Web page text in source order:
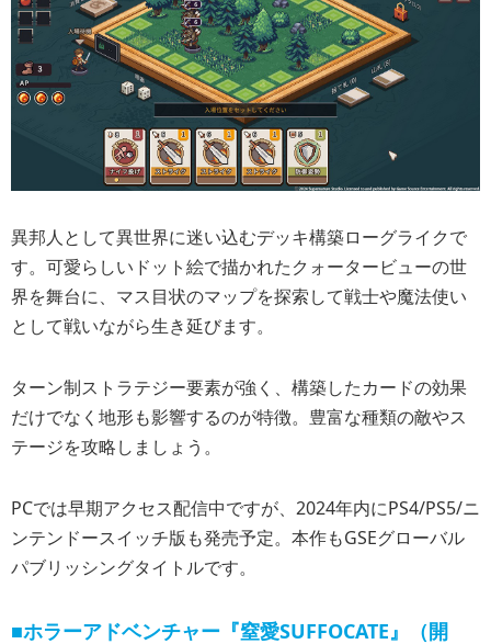
異邦人として異世界に迷い込むデッキ構築ローグライクで
す。可愛らしいドット絵で描かれたクォータービューの世
界を舞台に、マス目状のマップを探索して戦士や魔法使い
として戦いながら生き延びます。
ターン制ストラテジー要素が強く、構築したカードの効果
だけでなく地形も影響するのが特徴。豊富な種類の敵やス
テージを攻略しましょう。
PCでは早期アクセス配信中ですが、2024年内にPS4/PS5/ニ
ンテンドースイッチ版も発売予定。本作もGSEグローバル
パブリッシングタイトルです。
■ホラーアドベンチャー『窒愛SUFFOCATE』（開